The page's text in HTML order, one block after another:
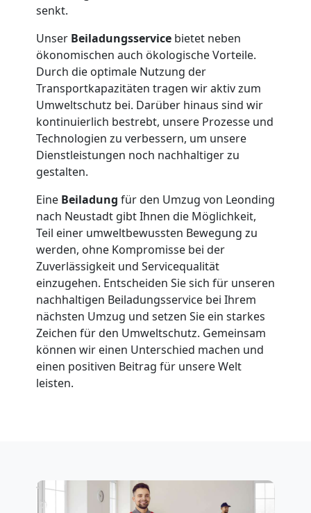
senkt.
Unser Beiladungsservice bietet neben
ökonomischen auch ökologische Vorteile.
Durch die optimale Nutzung der
Transportkapazitäten tragen wir aktiv zum
Umweltschutz bei. Darüber hinaus sind wir
kontinuierlich bestrebt, unsere Prozesse und
Technologien zu verbessern, um unsere
Dienstleistungen noch nachhaltiger zu
gestalten.
Eine Beiladung für den Umzug von Leonding
nach Neustadt gibt Ihnen die Möglichkeit,
Teil einer umweltbewussten Bewegung zu
werden, ohne Kompromisse bei der
Zuverlässigkeit und Servicequalität
einzugehen. Entscheiden Sie sich für unseren
nachhaltigen Beiladungsservice bei Ihrem
nächsten Umzug und setzen Sie ein starkes
Zeichen für den Umweltschutz. Gemeinsam
können wir einen Unterschied machen und
einen positiven Beitrag für unsere Welt
leisten.
Leonding
Umzug
für
Senioren
Leonding
Fernumzug
Leonding
Firmenumzug
Leonding